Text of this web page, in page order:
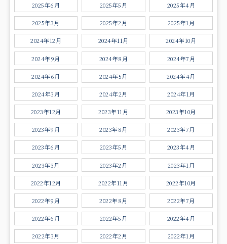
2025年6月 2025年5月 2025年4月
2025年3月 2025年2月 2025年1月
2024年12月 2024年11月 2024年10月
2024年9月 2024年8月 2024年7月
2024年6月 2024年5月 2024年4月
2024年3月 2024年2月 2024年1月
2023年12月 2023年11月 2023年10月
2023年9月 2023年8月 2023年7月
2023年6月 2023年5月 2023年4月
2023年3月 2023年2月 2023年1月
2022年12月 2022年11月 2022年10月
2022年9月 2022年8月 2022年7月
2022年6月 2022年5月 2022年4月
2022年3月 2022年2月 2022年1月